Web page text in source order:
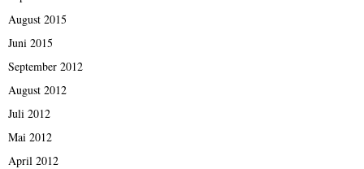
August 2015
Juni 2015
September 2012
August 2012
Juli 2012
Mai 2012
April 2012